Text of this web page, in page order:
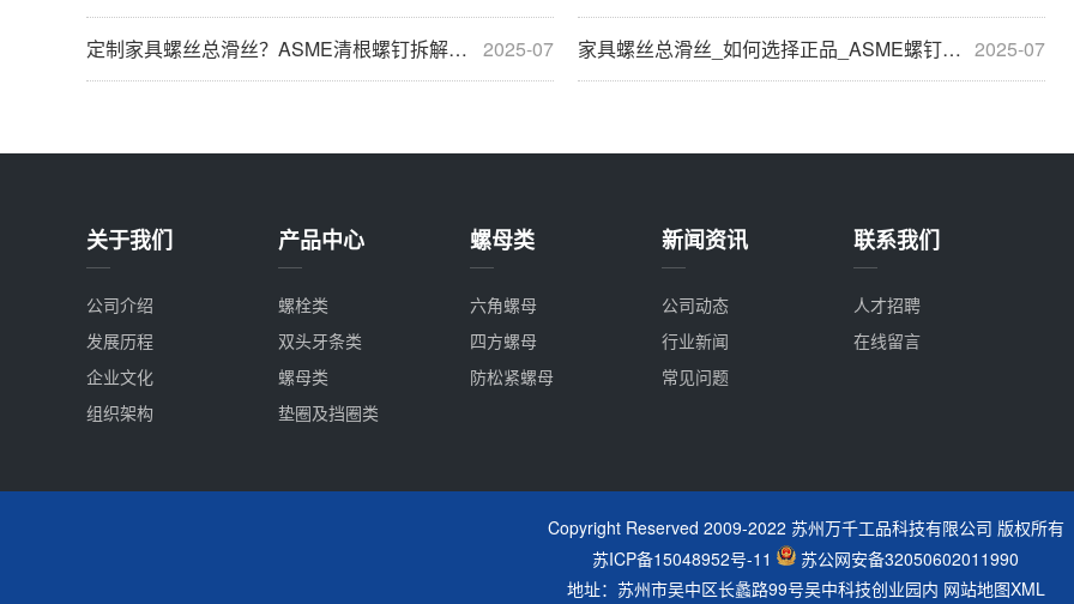
2025-07
定制家具螺丝总滑丝？ASME清根螺钉拆解，省70%返工成本 2025-07
家具螺丝总滑丝_如何选择正品_ASME螺钉拆解
关于我们
公司介绍
发展历程
企业文化
组织架构
产品中心
螺栓类
双头牙条类
螺母类
垫圈及挡圈类
螺母类
六角螺母
四方螺母
防松紧螺母
新闻资讯
公司动态
行业新闻
常见问题
联系我们
人才招聘
在线留言
Copyright Reserved 2009-2022 苏州万千工品科技有限公司 版权所有
苏ICP备15048952号-11
苏公网安备32050602011990
地址：苏州市吴中区长蠡路99号吴中科技创业园内 网站地图XML